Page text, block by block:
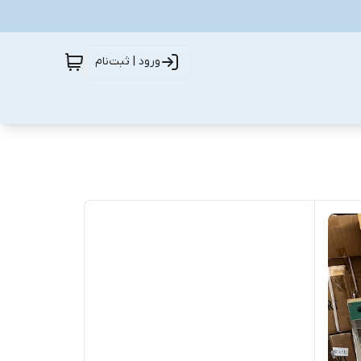
ورود | ثبت‌نام